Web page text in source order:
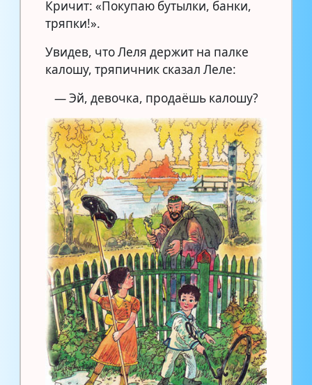
Кричит: «Покупаю бутылки, банки,
тряпки!».
Увидев, что Леля держит на палке
калошу, тряпичник сказал Леле:
— Эй, девочка, продаёшь калошу?